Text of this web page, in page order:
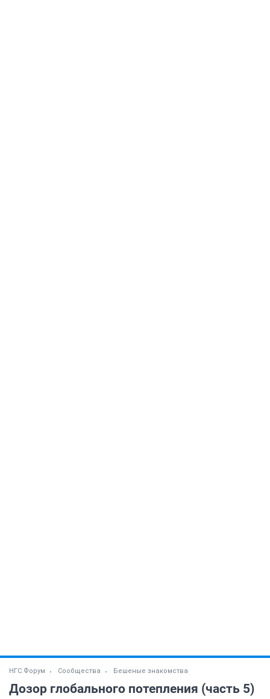
НГС.Форум Сообщества Бешеные знакомства
Дозор глобального потепления (часть 5)